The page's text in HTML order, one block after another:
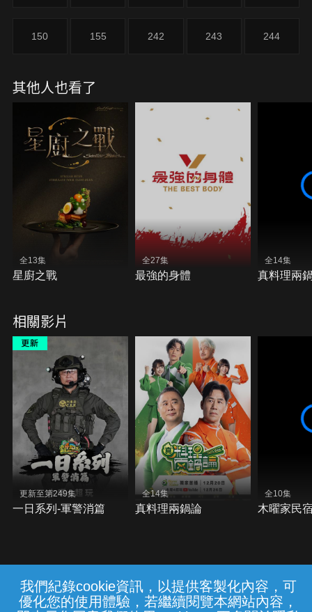
我們紀錄cookie資訊，以提供客製化內容，可
優化您的使用體驗，若繼續閱覽本網站內容，
150 155 242 243 244
其他人也看了
全13集
星廚之戰
全27集
最強的身體
全14集
真料理兩
相關影片
更新至第249集
一日系列-軍警消篇
全14集
真料理兩鍋論
全10集
木曜家民
常見問題 線上客服 服務條款 隱私權保護
{{notifyMsg}}